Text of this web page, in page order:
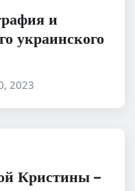
и
украинского
2023
Кристины –